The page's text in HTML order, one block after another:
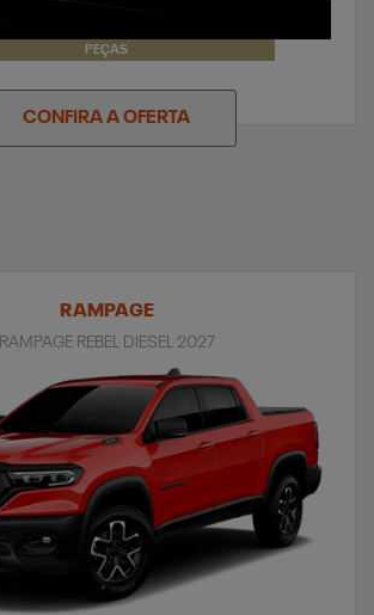
PEÇAS
CONFIRA A OFERTA
RAMPAGE
RAMPAGE REBEL DIESEL 2027